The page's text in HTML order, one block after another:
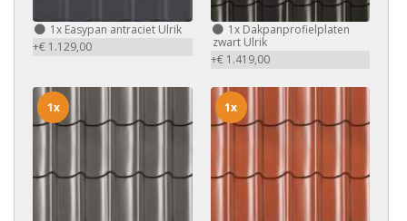
1x Easypan antraciet Ulrik
+€ 1.129,00
1xDakpanprofielplaten
zwart Ulrik
+€ 1.419,00
1x 1x